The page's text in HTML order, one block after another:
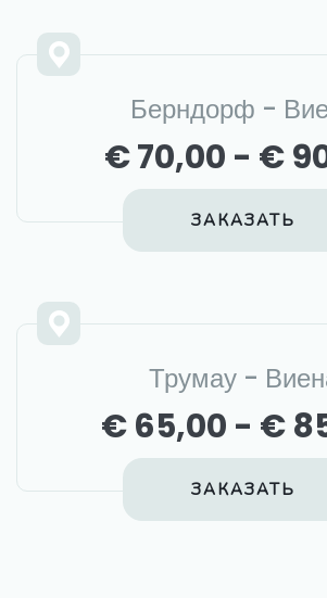
Берндорф -
€ 70,00 - €
ЗАКАЗАТЬ
Трумау -
€ 65,00 - €
ЗАКАЗАТЬ